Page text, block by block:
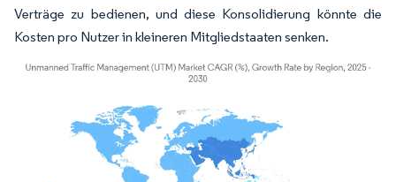
Verträge zu bedienen, und diese Konsolidierung könnte die
Kosten pro Nutzer in kleineren Mitgliedstaaten senken.